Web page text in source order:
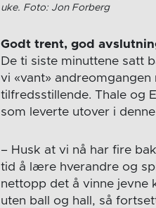
uke. Foto: Jon Forberg
Godt trent, god
De ti siste minuttene satt
vi «vant»
tilfredsstillende. Thale og
som leverte utover i
– Husk at vi nå har fire
tid å lære hverandre og
nettopp det å vinne jevne
uten ball og hall, så